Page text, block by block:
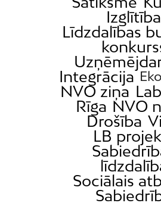
Izglītība
Līdzdalības
Integrācija
NVO ziņa
Rīga NVO
Drošība
LB
Sociālais